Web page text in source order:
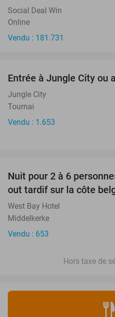
Social Deal Win
Online
Vendu : 181.731
Entrée à Jungle City ou
Jungle City
Tournai
Vendu : 1.653
Nuit pour 2 à 6
out tardif sur la côte
West Bay Hotel
Middelkerke
Vendu : 653
Hors taxe de